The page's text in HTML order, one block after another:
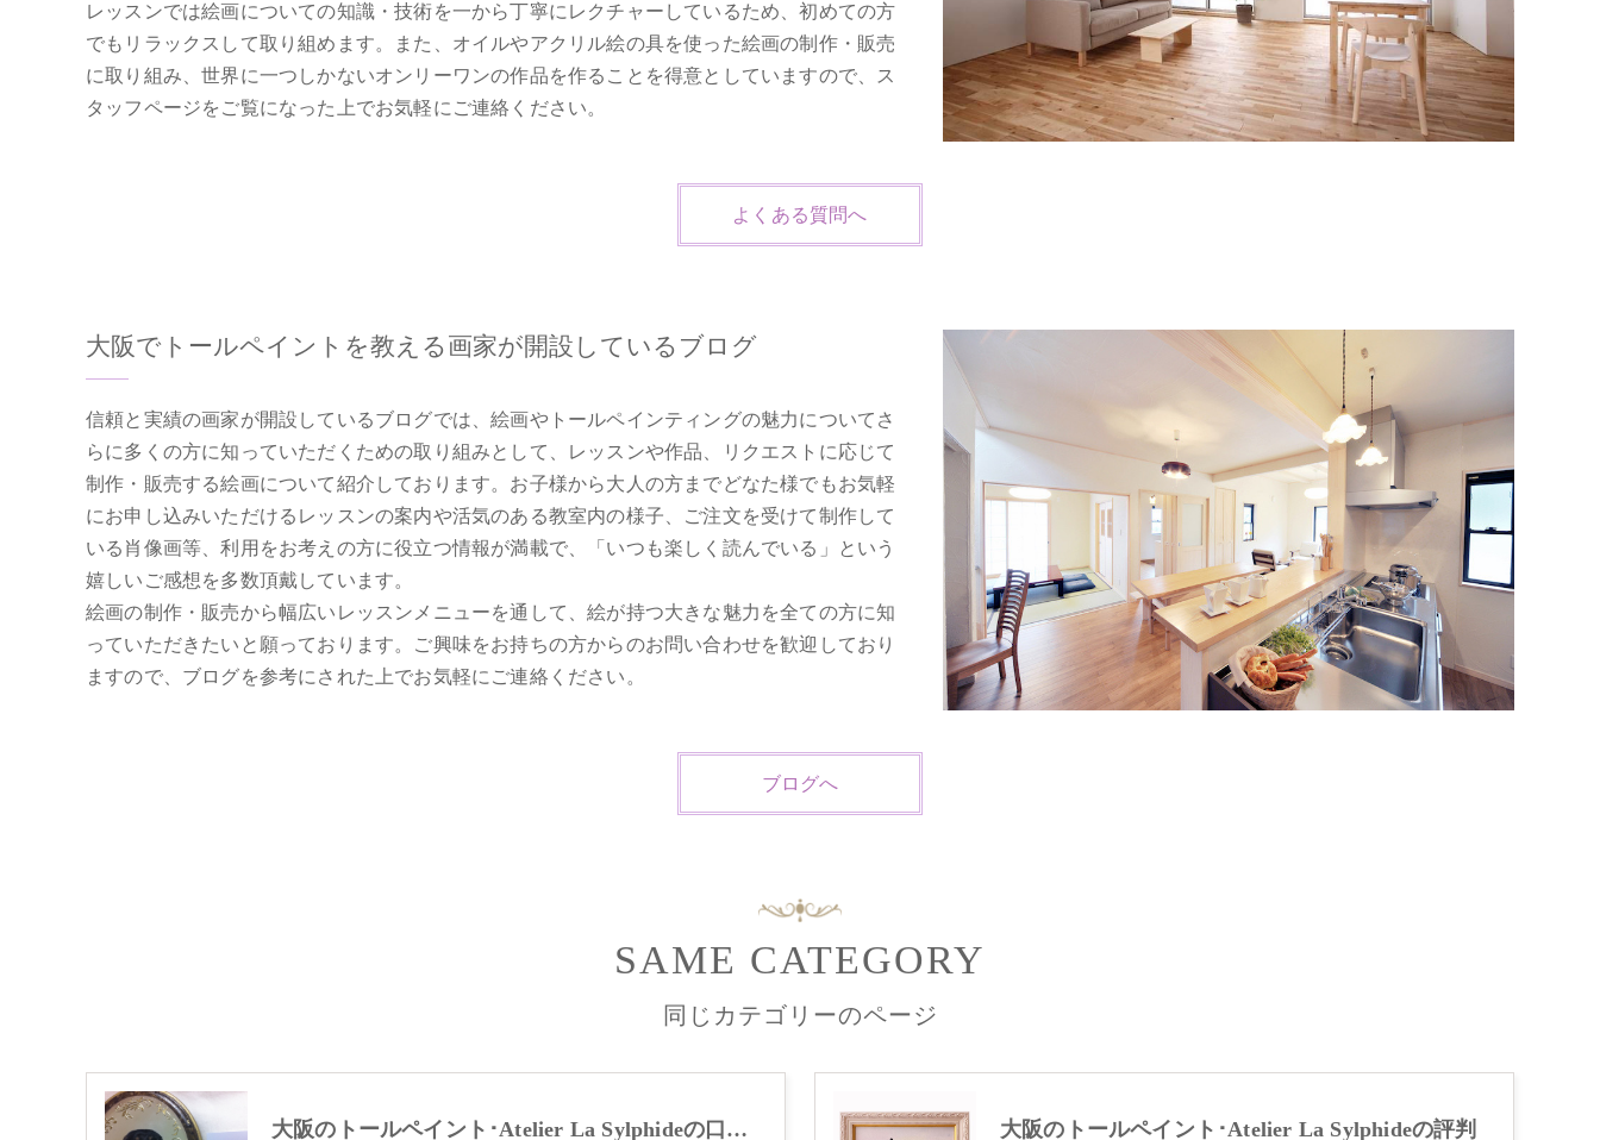
レッスンでは絵画についての知識・技術を一から丁寧にレクチャーしているため、初めての方
でもリラックスして取り組めます。また、オイルやアクリル絵の具を使った絵画の制作・販売
に取り組み、世界に一つしかないオンリーワンの作品を作ることを得意としていますので、ス
タッフページをご覧になった上でお気軽にご連絡ください。
よくある質問へ
大阪でトールペイントを教える画家が開設しているブログ
信頼と実績の画家が開設しているブログでは、絵画やトールペインティングの魅力についてさ
らに多くの方に知っていただくための取り組みとして、レッスンや作品、リクエストに応じて
制作・販売する絵画について紹介しております。お子様から大人の方までどなた様でもお気軽
にお申し込みいただけるレッスンの案内や活気のある教室内の様子、ご注文を受けて制作して
いる肖像画等、利用をお考えの方に役立つ情報が満載で、「いつも楽しく読んでいる」という
嬉しいご感想を多数頂戴しています。
絵画の制作・販売から幅広いレッスンメニューを通して、絵が持つ大きな魅力を全ての方に知
っていただきたいと願っております。ご興味をお持ちの方からのお問い合わせを歓迎しており
ますので、ブログを参考にされた上でお気軽にご連絡ください。
ブログへ
同じカテゴリーのページ
SAME CATEGORY
大阪のトールペイント･Atelier La Sylphideの口コミ情報 大阪のトールペイント･Atelier La Sylphideの評判